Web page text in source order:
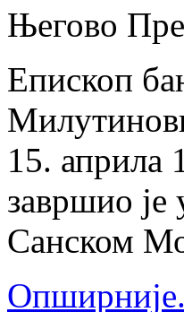
Његово
Епископ
15. априла
завршио
Санском